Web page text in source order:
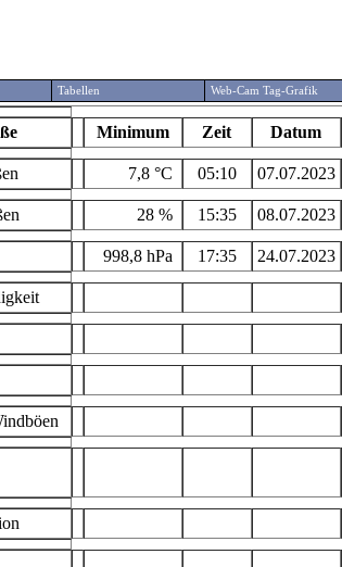
Tabellen Web-Cam Tag-Grafik
Minimum Zeit Datum
7,8 °C 05:10 07.07.2023
28 % 15:35 08.07.2023
998,8 hPa 17:35 24.07.2023